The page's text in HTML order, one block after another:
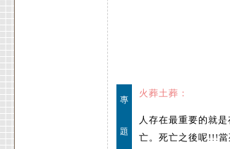
專
題
火葬土葬：
人存在最重要的就
亡。死亡之後呢!!!